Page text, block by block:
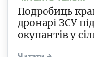
Подробиць
дронарі ЗСУ
окупантів у